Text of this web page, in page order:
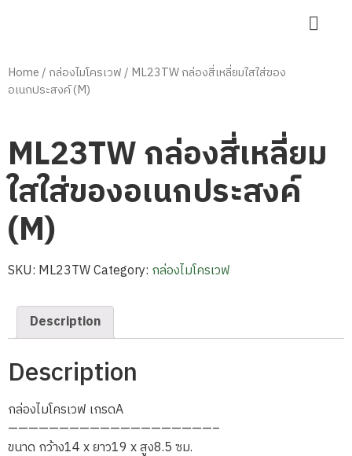
Home/กล่องไมโครเวฟ/ ML23TW กล่องสี่เหลี่ยมใสใส่ของ
อเนกประสงค์ (M)
ML23TW กล่องสี่เหลี่ยม
ใสใส่ของอเนกประสงค์
(M)
SKU: ML23TWCategory: กล่องไมโครเวฟ
Description
Description
กล่องไมโครเวฟ เกรดA
————————————————————–
ขนาด กว้าง14 x ยาว19 x สูง8.5 ซม.